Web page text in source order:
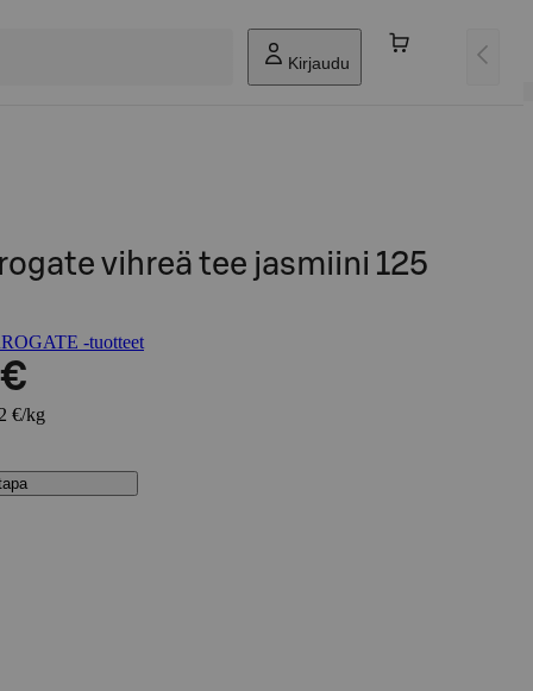
Kirjaudu
vihreä tee jasmiini 125
-tuotteet
€/kg